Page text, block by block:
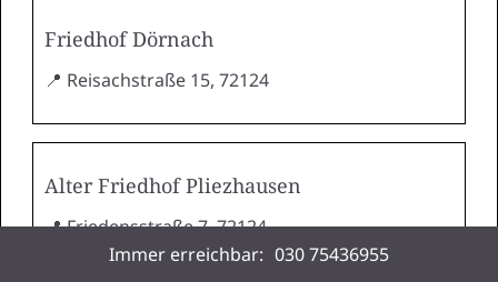
Friedhof Dörnach
📍 Reisachstraße 15, 72124
Alter Friedhof Pliezhausen
📍 Friedensstraße 7, 72124
Immer erreichbar: 030 75436955